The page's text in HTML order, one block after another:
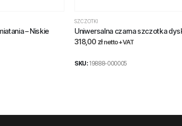
– Niskie
SZCZOTKI
Uniwersalna czarna szczotka
318,00 zł netto +VAT
SKU: 19888-000005